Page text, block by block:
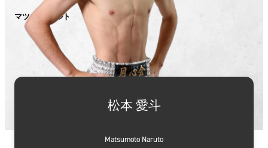
マツモト ナルト
松本 愛斗
Matsumoto Naruto